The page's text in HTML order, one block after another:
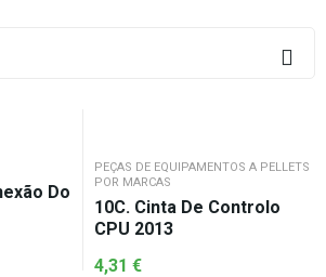
Do
PEÇAS DE EQUIPAMENTOS A PELLETS
POR MARCAS
10C. Cinta De Controlo
CPU 2013
4,31 €